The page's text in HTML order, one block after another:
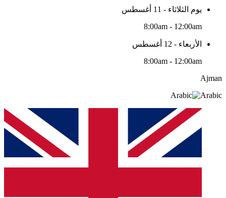
يوم الثلاثاء - 11 أغسطس
8:00am - 12:00am
الأربعاء - 12 أغسطس
8:00am - 12:00am
Ajman
Arabic